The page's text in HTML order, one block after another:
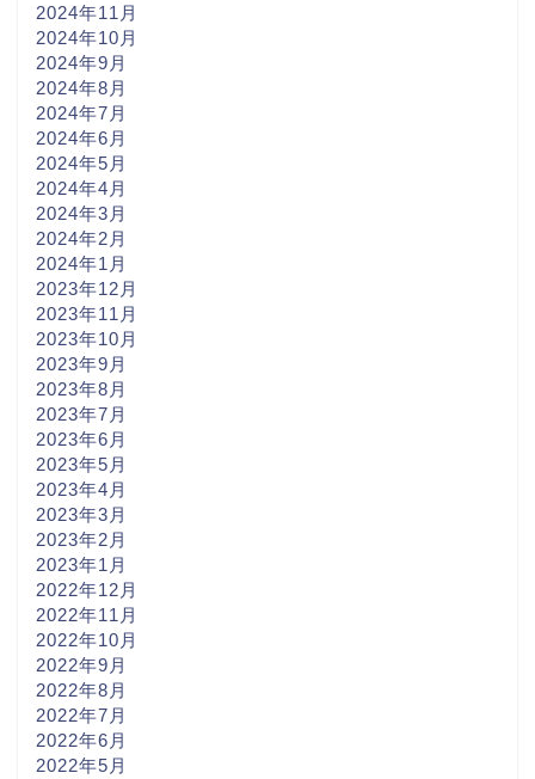
2024年11月
2024年10月
2024年9月
2024年8月
2024年7月
2024年6月
2024年5月
2024年4月
2024年3月
2024年2月
2024年1月
2023年12月
2023年11月
2023年10月
2023年9月
2023年8月
2023年7月
2023年6月
2023年5月
2023年4月
2023年3月
2023年2月
2023年1月
2022年12月
2022年11月
2022年10月
2022年9月
2022年8月
2022年7月
2022年6月
2022年5月